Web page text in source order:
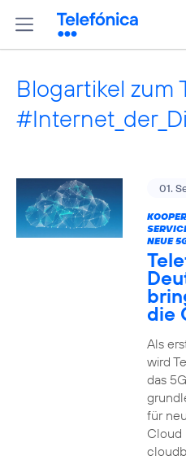
Blogartikel zum
01.
NEUE
die
Als
wird
das
für
Cloud